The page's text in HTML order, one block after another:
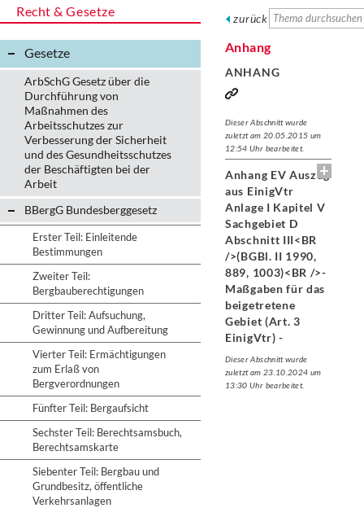
Recht & Gesetze
Gesetze
ArbSchG Gesetz über die
Durchführung von
Maßnahmen des
Arbeitsschutzes zur
Verbesserung der Sicherheit
und des Gesundheitsschutzes
der Beschäftigten bei der
Arbeit
BBergG Bundesberggesetz
Erster Teil: Einleitende
Bestimmungen
Zweiter Teil:
Bergbauberechtigungen
Dritter Teil: Aufsuchung,
Gewinnung und Aufbereitung
Vierter Teil: Ermächtigungen
zum Erlaß von
Bergverordnungen
Fünfter Teil: Bergaufsicht
Sechster Teil: Berechtsamsbuch,
Berechtsamskarte
Siebenter Teil: Bergbau und
Grundbesitz, öffentliche
Verkehrsanlagen
zurück
Anhang
ANHANG
Dieser Abschnitt wurde
zuletzt am 20.05.2015 um
12:54 Uhr bearbeitet.
Anhang EV Auszug
aus EinigVtr
Anlage I Kapitel V
Sachgebiet D
Abschnitt III<BR
/>(BGBl. II 1990,
889, 1003)<BR />-
Maßgaben für das
beigetretene
Gebiet (Art. 3
EinigVtr) -
Dieser Abschnitt wurde
zuletzt am 23.10.2024 um
13:30 Uhr bearbeitet.